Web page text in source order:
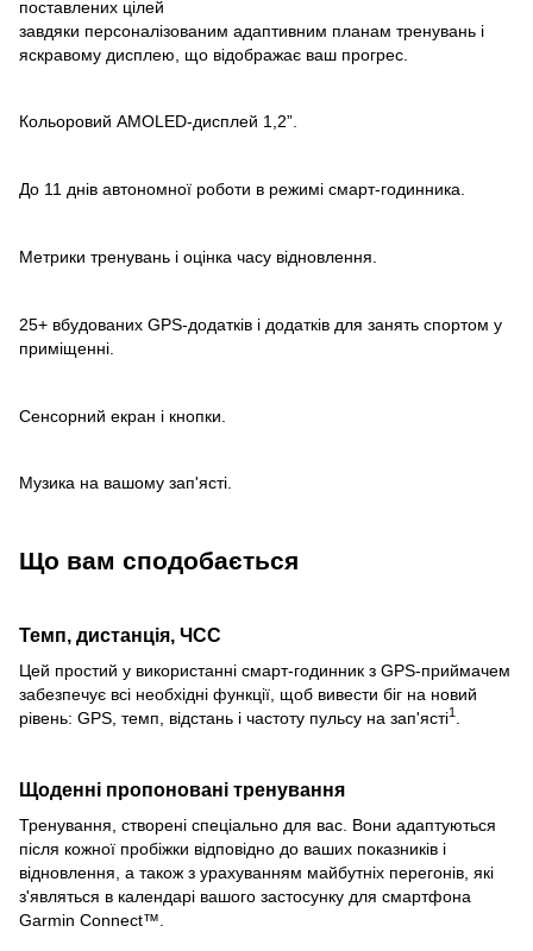
поставлених цілей
завдяки персоналізованим адаптивним планам тренувань і
яскравому дисплею, що відображає ваш прогрес.
Кольоровий AMOLED-дисплей 1,2”.
До 11 днів автономної роботи в режимі смарт-годинника.
Метрики тренувань і оцінка часу відновлення.
25+ вбудованих GPS-додатків і додатків для занять спортом у
приміщенні.
Сенсорний екран і кнопки.
Музика на вашому зап'ясті.
Що вам сподобається
Темп, дистанція, ЧСС
Цей простий у використанні смарт-годинник з GPS-приймачем
забезпечує всі необхідні функції, щоб вивести біг на новий
рівень: GPS, темп, відстань і частоту пульсу на зап'ясті1
Щоденні пропоновані тренування
Тренування, створені спеціально для вас. Вони адаптуються
після кожної пробіжки відповідно до ваших показників і
відновлення, а також з урахуванням майбутніх перегонів, які
з'являться в календарі вашого застосунку для смартфона
Garmin Connect™.